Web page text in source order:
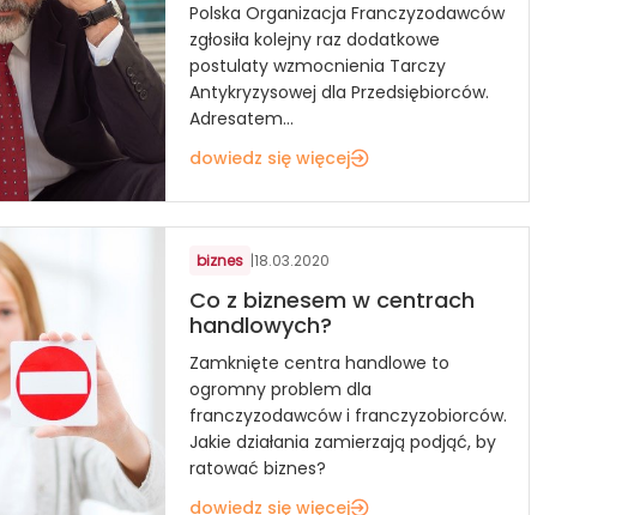
Polska Organizacja Franczyzodawców
zgłosiła kolejny raz dodatkowe
postulaty wzmocnienia Tarczy
Antykryzysowej dla Przedsiębiorców.
Adresatem...
dowiedz się więcej
biznes |18.03.2020
Co z biznesem w centrach
handlowych?
Zamknięte centra handlowe to
ogromny problem dla
franczyzodawców i franczyzobiorców.
Jakie działania zamierzają podjąć, by
ratować biznes?
dowiedz się więcej